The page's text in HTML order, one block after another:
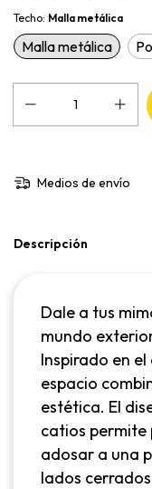
Techo: Malla metálica
Malla metálica
Medios de envío
Descripción
Dale a tus
mundo
Inspirado en
espacio
estética. El
catios permite
adosar a una
lados